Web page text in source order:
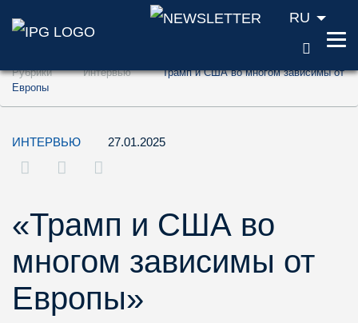
Перейти к содержанию (ключ доступа
Перейти к поиску (ключ доступа '2')
RU
Рубрики Интервью
Трамп и США во многом зависимы от
Европы
ИНТЕРВЬЮ 27.01.2025
«Трамп и США во
многом зависимы от
Европы»